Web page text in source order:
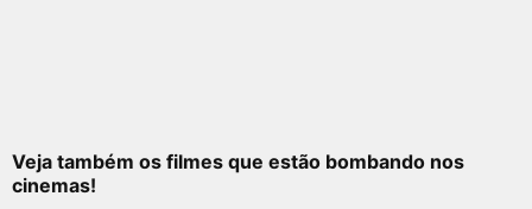
Veja também os filmes que estão bombando nos
cinemas!